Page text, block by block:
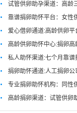
试管供卵助孕渠道：高龄
靠谱捐卵助怀平台：女性
爱心借卵通道:高龄供卵
高龄供卵助怀中心:捐卵
私人助怀渠道:七个月靠
捐卵助怀通道:人工捐卵
专业捐卵助怀机构：同性
高龄捐卵渠道：试管供卵